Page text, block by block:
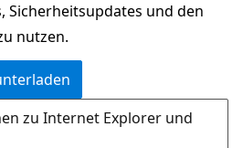
Sicherheitsupdates und den
nutzen.
zu Internet Explorer und